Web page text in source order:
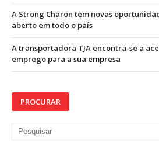
A Strong Charon tem novas
aberto em todo o país
A transportadora TJA encontra-se a
emprego para a sua empresa
PROCURAR